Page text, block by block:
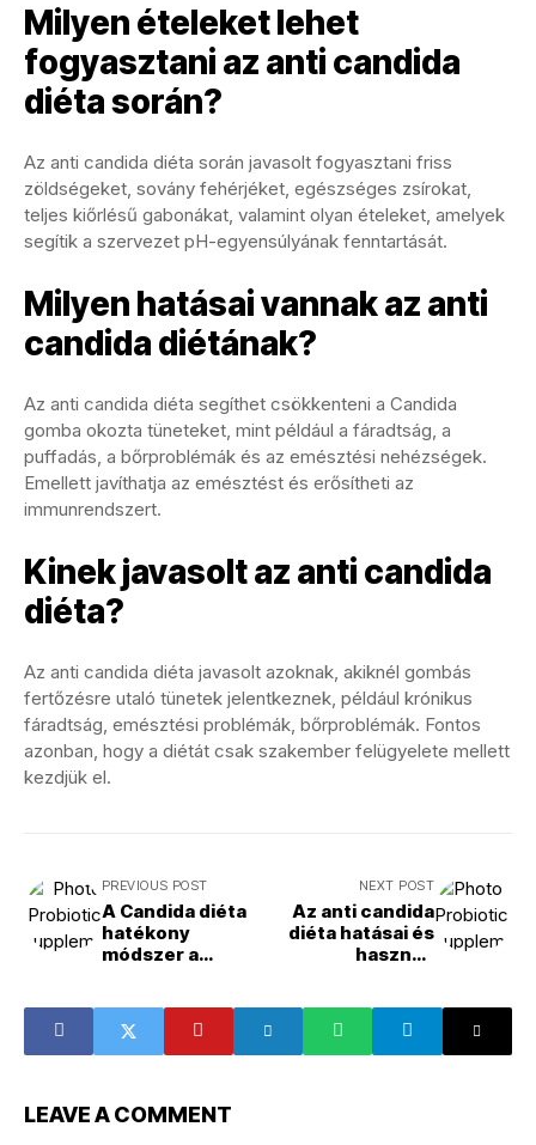
Milyen ételeket lehet
fogyasztani az anti candida
diéta során?
Az anti candida diéta során javasolt fogyasztani friss
zöldségeket, sovány fehérjéket, egészséges zsírokat,
teljes kiőrlésű gabonákat, valamint olyan ételeket, amelyek
segítik a szervezet pH-egyensúlyának fenntartását.
Milyen hatásai vannak az anti
candida diétának?
Az anti candida diéta segíthet csökkenteni a Candida
gomba okozta tüneteket, mint például a fáradtság, a
puffadás, a bőrproblémák és az emésztési nehézségek.
Emellett javíthatja az emésztést és erősítheti az
immunrendszert.
Kinek javasolt az anti candida
diéta?
Az anti candida diéta javasolt azoknak, akiknél gombás
fertőzésre utaló tünetek jelentkeznek, például krónikus
fáradtság, emésztési problémák, bőrproblémák. Fontos
azonban, hogy a diétát csak szakember felügyelete mellett
kezdjük el.
PREVIOUS POST
A Candida diéta
hatékony
módszer a
NEXT POST
Az anti candida
diéta hatásai és
hasznos
LEAVE A COMMENT